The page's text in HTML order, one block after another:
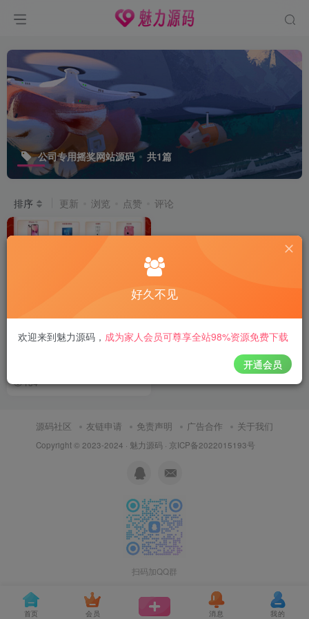
公司专用摇奖网站源码 共1篇
排序 更新 浏览 点赞 评论
【亲测】年会摇奖活动程序源
码公司专用摇奖网站源码现场
134
源码社区 友链申请 免责声明 广告合作 关于我们
Copyright © 2023-2024 · 魅力源码 · 京ICP备2022015193号
扫码加QQ群
首页 会员 消息 我的
好久不见
欢迎来到魅力源码 ， 成为家人会员可尊享全站98%资源免费下载
开通会员